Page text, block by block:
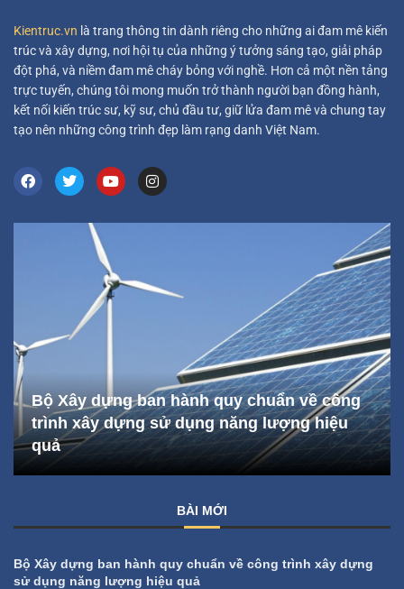
Kientruc.vn là trang thông tin dành riêng cho những ai đam mê kiến
trúc và xây dựng, nơi hội tụ của những ý tưởng sáng tạo, giải pháp
đột phá, và niềm đam mê cháy bỏng với nghề. Hơn cả một nền tảng
trực tuyến, chúng tôi mong muốn trở thành người bạn đồng hành,
kết nối kiến trúc sư, kỹ sư, chủ đầu tư, giữ lửa đam mê và chung tay
tạo nên những công trình đẹp làm rạng danh Việt Nam.
Bộ Xây dựng ban hành quy chuẩn về công
trình xây dựng sử dụng năng lượng hiệu
quả
BÀI MỚI
Bộ Xây dựng ban hành quy chuẩn về công trình xây dựng
sử dụng năng lượng hiệu quả